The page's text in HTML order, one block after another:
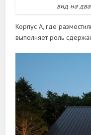
вид на
Корпус А, где
выполняет роль